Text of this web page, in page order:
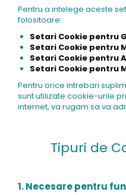
Pentru a intelege aceste
folositoare:
Setari Cookie pentru
Setari Cookie pentru
Setari Cookie pentru
Setari Cookie pentru
Pentru orice intrebari
sunt utilizate cookie-urile
internet, va rugam sa va
Tipuri de
1. Necesare pentru